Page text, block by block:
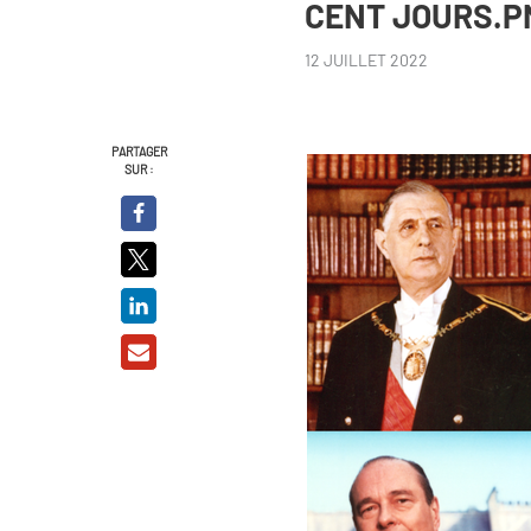
CENT
12 JUILLET 2022
PARTAGER
SUR :